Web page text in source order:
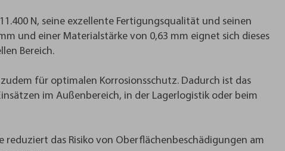
N, seine exzellente Fertigungsqualität und seinen
und einer Materialstärke von 0,63 mm eignet sich dieses
Bereich.
für optimalen Korrosionsschutz. Dadurch ist das
im Außenbereich, in der Lagerlogistik oder beim
das Risiko von Oberflächenbeschädigungen am